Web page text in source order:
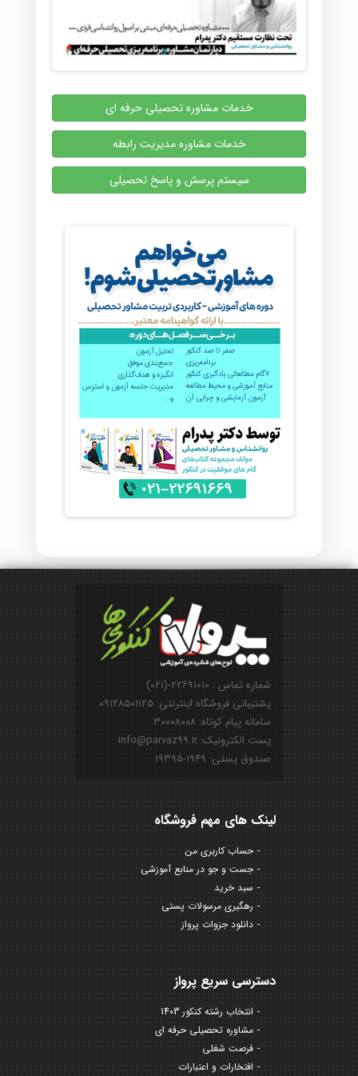
خدمات مشاوره تحصیلی حرفه ای
خدمات مشاوره مدیریت رابطه
سیستم پرسش و پاسخ تحصیلی
شماره تماس : ۲۲۶۹۱۰۱۰-(۰۲۱)
پشتیبانی فروشگاه اینترنتی: ۰۹۱۲۸۵۰۱۱۲۵
سامانه پیام کوتاه: ۳۰۰۰۸۰۰۸
پست الکترونیک: info@parvaz99.ir
صندوق پستی: ۱۹۴۹-۱۹۳۹۵
لینک های مهم فروشگاه
حساب کاربری من
جست و جو در منابع آموزشی
سبد خرید
رهگیری مرسولات پستی
دانلود جزوات پرواز
دسترسی سریع پرواز
انتخاب رشته کنکور 1403
مشاوره تحصیلی حرفه ای
فرصت شغلی
افتخارات و اعتبارات